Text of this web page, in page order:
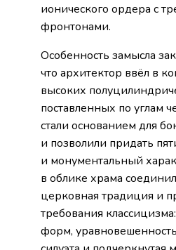
ионического ордера с
фронтонами.
Особенность замысла
что архитектор ввёл в
высоких
поставленных по углам
стали основанием для
и позволили придать
и монументальный
в облике храма
церковная традиция и
требования
форм, уравновешенность